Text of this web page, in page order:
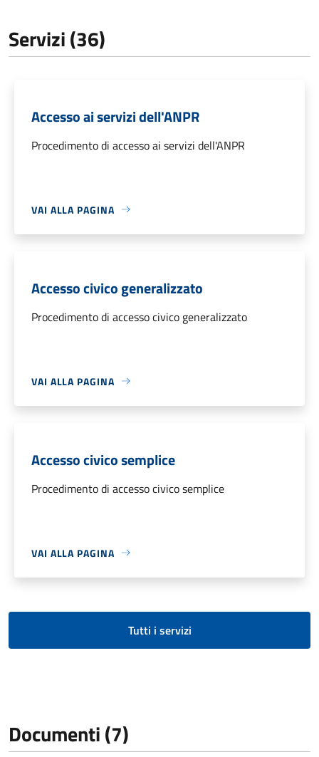
Servizi (36)
Accesso ai servizi dell'ANPR
Procedimento di accesso ai servizi dell'ANPR
VAI ALLA PAGINA
Accesso civico generalizzato
Procedimento di accesso civico generalizzato
VAI ALLA PAGINA
Accesso civico semplice
Procedimento di accesso civico semplice
VAI ALLA PAGINA
Tutti i servizi
Documenti (7)